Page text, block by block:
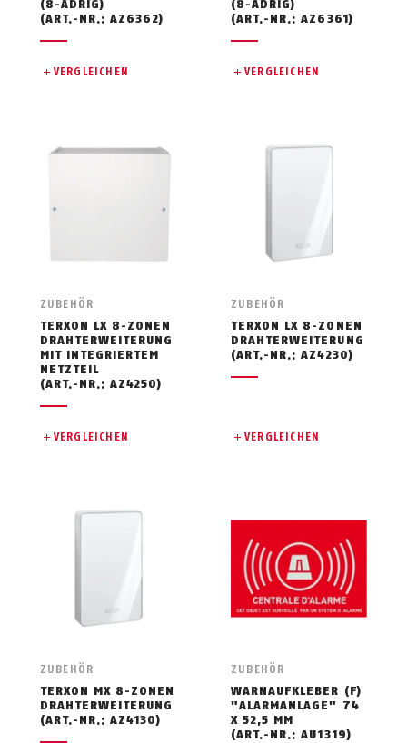
(8-ADRIG)
(ART.-NR.: AZ6362)
VERGLEICHEN
(8-ADRIG)
(ART.-NR.: AZ6361)
VERGLEICHEN
ZUBEHÖR
TERXON LX 8-ZONEN
DRAHTERWEITERUNG
MIT INTEGRIERTEM
NETZTEIL
(ART.-NR.: AZ4250)
VERGLEICHEN
ZUBEHÖR
TERXON LX 8-ZONEN
DRAHTERWEITERUNG
(ART.-NR.: AZ4230)
VERGLEICHEN
ZUBEHÖR
TERXON MX 8-ZONEN
DRAHTERWEITERUNG
(ART.-NR.: AZ4130)
ZUBEHÖR
WARNAUFKLEBER (F)
"ALARMANLAGE" 74
X 52,5 MM
(ART.-NR.: AU1319)